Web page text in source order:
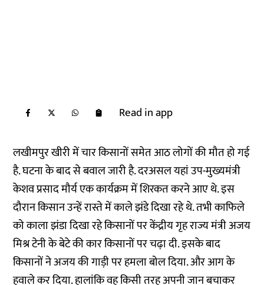
Read in app
लखीमपुर खीरी में चार किसानों समेत आठ लोगों की मौत हो गई
है. घटना के बाद से बवाल जारी है. दरअसल यहां उप-मुख्यमंत्री
केशव प्रसाद मौर्य एक कार्यक्रम में शिरकत करने आए थे. इस
दौरान किसान उन्हें रास्ते में काले झंडे दिखा रहे थे. तभी काफिले
को काला झंडा दिखा रहे किसानों पर केंद्रीय गृह राज्य मंत्री अजय
मिश्र टेनी के बेटे की कार किसानों पर चढ़ा दी. इसके बाद
किसानों ने अजय की गाड़ी पर हमला बोल दिया. और आग के
हवाले कर दिया. हालांकि वह किसी तरह अपनी जान बचाकर